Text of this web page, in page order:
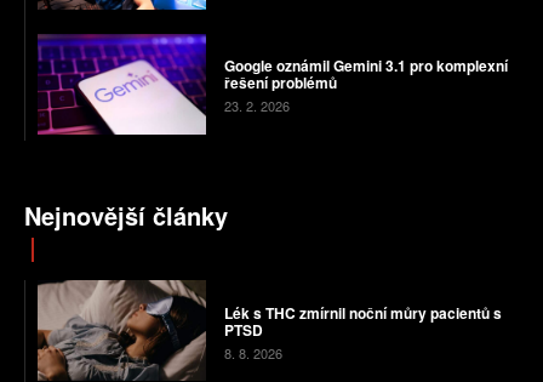
Google oznámil Gemini 3.1 pro komplexní
řešení problémů
23. 2. 2026
Nejnovější články
Lék s THC zmírnil noční můry pacientů s
PTSD
8. 8. 2026